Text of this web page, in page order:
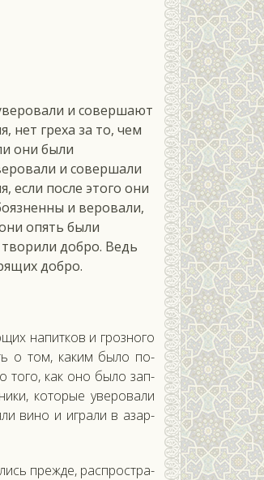
и совершают
нет греха за то, чем
они были
и совершали
если после этого они
и веровали,
опять были
добро. Ведь
добро.
на­пит­ков и гроз­но­го
о том, ка­ким бы­ло по­
то­го, как оно бы­ло зап­
ко­торые уве­рова­ли
ви­но и иг­ра­ли в азар­
преж­де, рас­простра­